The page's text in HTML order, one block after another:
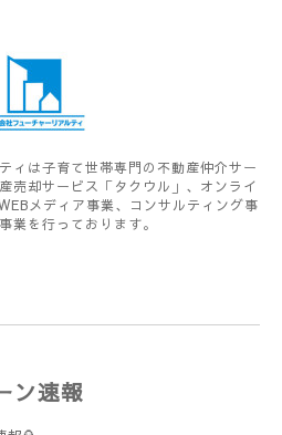
ィは子育て世帯専門の不動産仲介サー
売却サービス「タクウル」、オンライ
メディア事業、コンサルティング事
業を行っております。
ン速報